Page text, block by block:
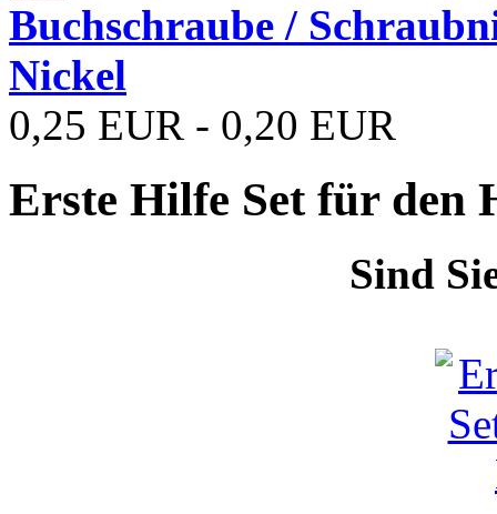
Buchschraube /
Nickel
0,25 EUR - 0,20 EUR
Erste Hilfe Set für den
Sind